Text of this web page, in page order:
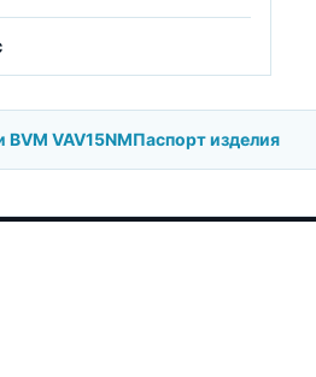
VAV15NMПаспорт изделия